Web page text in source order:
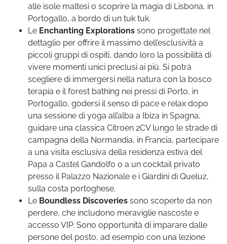
alle isole maltesi o scoprire la magia di Lisbona, in
Portogallo, a bordo di un tuk tuk.
Le Enchanting Explorations sono progettate nel
dettaglio per offrire il massimo dell’esclusività a
piccoli gruppi di ospiti, dando loro la possibilità di
vivere momenti unici preclusi ai più. Si potrà
scegliere di immergersi nella natura con la bosco
terapia e il forest bathing nei pressi di Porto, in
Portogallo, godersi il senso di pace e relax dopo
una sessione di yoga all’alba a Ibiza in Spagna,
guidare una classica Citroen 2CV lungo le strade di
campagna della Normandia, in Francia, partecipare
a una visita esclusiva della residenza estiva del
Papa a Castel Gandolfo o a un cocktail privato
presso il Palazzo Nazionale e i Giardini di Queluz,
sulla costa portoghese.
Le Boundless Discoveries sono scoperte da non
perdere, che includono meraviglie nascoste e
accesso VIP. Sono opportunità di imparare dalle
persone del posto, ad esempio con una lezione